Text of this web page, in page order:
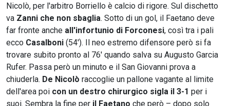
Nicolò, per l'arbitro Borriello è calcio di rigore. Sul dischetto
va Zanni che non sbaglia. Sotto di un gol, il Faetano deve
far fronte anche all'infortunio di Forconesi, così tra i pali
ecco Casalboni (54'). Il neo estremo difensore però si fa
trovare subito pronto al 76' quando salva su Augusto Garcia
Rufer. Passa però un minuto e il San Giovanni prova a
chiuderla. De Nicolò raccoglie un pallone vagante al limite
dell'area poi con un destro chirurgico sigla il 3-1 per i
suoi. Sembra la fine per il Faetano che però – dopo solo